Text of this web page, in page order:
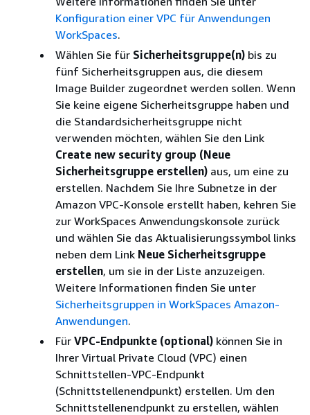
Konfiguration einer VPC für Anwendungen
WorkSpaces.
Wählen Sie für Sicherheitsgruppe(n) bis zu
fünf Sicherheitsgruppen aus, die diesem
Image Builder zugeordnet werden sollen. Wenn
Sie keine eigene Sicherheitsgruppe haben und
die Standardsicherheitsgruppe nicht
verwenden möchten, wählen Sie den Link
Create new security group (Neue
Sicherheitsgruppe erstellen) aus, um eine zu
erstellen. Nachdem Sie Ihre Subnetze in der
Amazon VPC-Konsole erstellt haben, kehren Sie
zur WorkSpaces Anwendungskonsole zurück
und wählen Sie das Aktualisierungssymbol links
neben dem Link Neue Sicherheitsgruppe
erstellen, um sie in der Liste anzuzeigen.
Weitere Informationen finden Sie unter
Sicherheitsgruppen in WorkSpaces Amazon-
Anwendungen.
Für VPC-Endpunkte (optional) können Sie in
Ihrer Virtual Private Cloud (VPC) einen
Schnittstellen-VPC-Endpunkt
(Schnittstellenendpunkt) erstellen. Um den
Schnittstellenendpunkt zu erstellen, wählen